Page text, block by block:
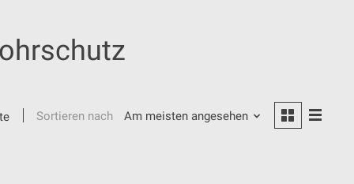
Sortieren nach Am meisten angesehen